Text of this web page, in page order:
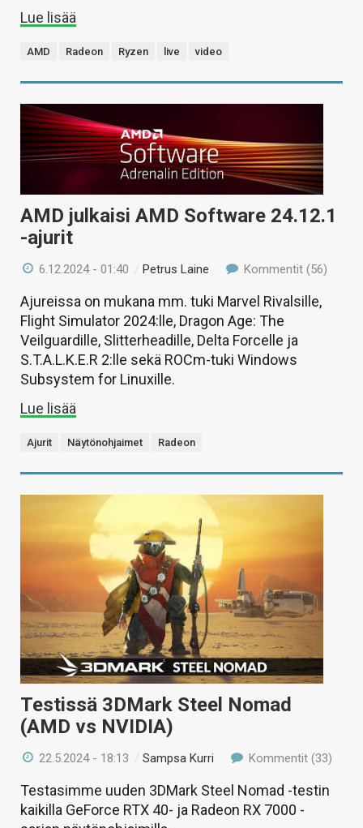
Lue lisää
AMD Radeon Ryzen live video
AMD julkaisi AMD Software 24.12.1
-ajurit
6.12.2024 - 01:40 /Petrus Laine Kommentit (56)
Ajureissa on mukana mm. tuki Marvel Rivalsille,
Flight Simulator 2024:lle, Dragon Age: The
Veilguardille, Slitterheadille, Delta Forcelle ja
S.T.A.L.K.E.R 2:lle sekä ROCm-tuki Windows
Subsystem for Linuxille.
Lue lisää
Ajurit Näytönohjaimet Radeon
Testissä 3DMark Steel Nomad
(AMD vs NVIDIA)
22.5.2024 - 18:13 /Sampsa Kurri Kommentit (33)
Testasimme uuden 3DMark Steel Nomad -testin
kaikilla GeForce RTX 40- ja Radeon RX 7000 -